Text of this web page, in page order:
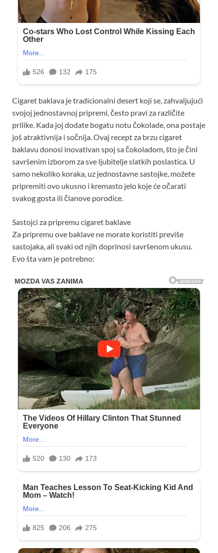
Cigaret baklava je tradicionalni desert koji se, zahvaljujući
svojoj jednostavnoj pripremi, često pravi za različite
prilike. Kada joj dodate bogatu notu čokolade, ona postaje
još atraktivnija i sočnija. Ovaj recept za brzu cigaret
baklavu donosi inovativan spoj sa čokoladom, što je čini
savršenim izborom za sve ljubitelje slatkih poslastica. U
samo nekoliko koraka, uz jednostavne sastojke, možete
pripremiti ovo ukusno i kremasto jelo koje će očarati
svakog gosta ili članove porodice.
Sastojci za pripremu cigaret baklave
Za pripremu ove baklave ne morate koristiti previše
sastojaka, ali svaki od njih doprinosi savršenom ukusu.
Evo šta vam je potrebno: